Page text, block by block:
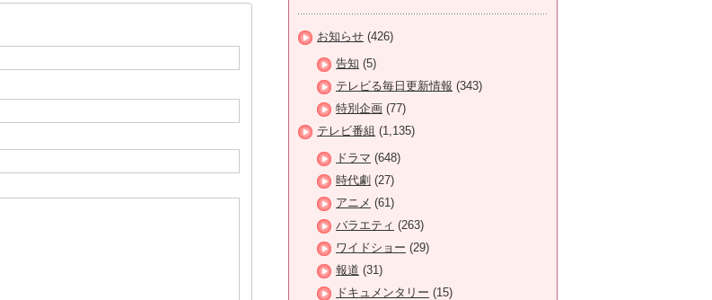
お知らせ (426)
告知 (5)
テレビる毎日更新情報 (343)
特別企画 (77)
テレビ番組 (1,135)
ドラマ (648)
時代劇 (27)
アニメ (61)
バラエティ (263)
ワイドショー (29)
報道 (31)
ドキュメンタリー (15)